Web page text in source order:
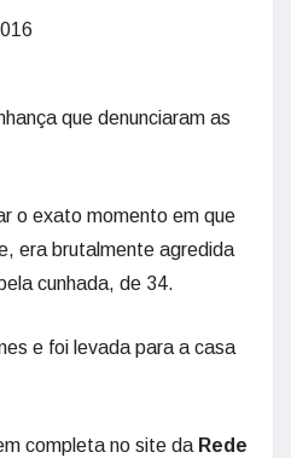
que denunciaram as
o exato momento em que
era brutalmente agredida
cunhada, de 34.
e foi levada para a casa
completa no site da Rede